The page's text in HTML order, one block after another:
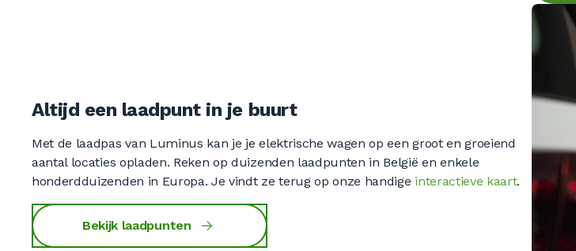
Altijd een laadpunt in je buurt
Met de laadpas van Luminus kan je je elektrische wagen op een groot en groeiend
aantal locaties opladen. Reken op duizenden laadpunten in België en enkele
honderdduizenden in Europa. Je vindt ze terug op onze handige interactieve kaart.
Bekijk laadpunten